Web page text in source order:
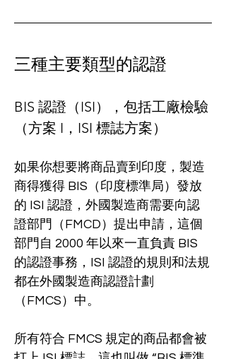
三種主要類型的認證
BIS 認證（ISI），包括工廠檢驗
（方案 I，ISI 標誌方案）
如果你想要將商品賣到印度，製造
商得獲得 BIS（印度標準局）發放
的 ISI 認證，外國製造商需要向認
證部門（FMCD）提出申請，這個
部門自 2000 年以來一直負責 BIS
的認證事務，ISI 認證的規則和法規
都在外國製造商認證計劃
（FMCS）中。
所有符合 FMCS 規定的商品都會被